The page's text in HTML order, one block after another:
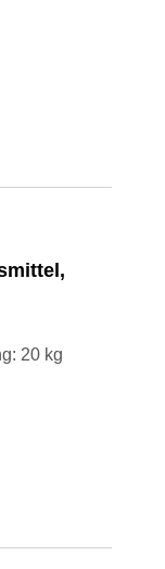
20 kg